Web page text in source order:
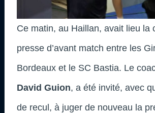
Ce matin, au Haillan, avait lieu la
presse d’avant match entre les
Bordeaux et le SC Bastia. Le
David Guion, a été invité, avec
de recul, à juger de nouveau la